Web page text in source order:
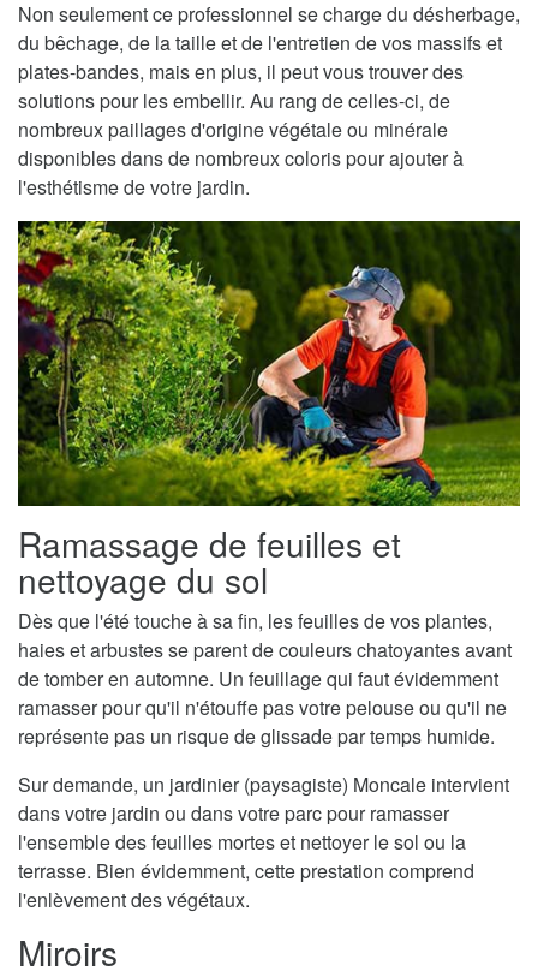
Non seulement ce professionnel se charge du désherbage,
du bêchage, de la taille et de l'entretien de vos massifs et
plates-bandes, mais en plus, il peut vous trouver des
solutions pour les embellir. Au rang de celles-ci, de
nombreux paillages d'origine végétale ou minérale
disponibles dans de nombreux coloris pour ajouter à
l'esthétisme de votre jardin.
Ramassage de feuilles et
nettoyage du sol
Dès que l'été touche à sa fin, les feuilles de vos plantes,
haies et arbustes se parent de couleurs chatoyantes avant
de tomber en automne. Un feuillage qui faut évidemment
ramasser pour qu'il n'étouffe pas votre pelouse ou qu'il ne
représente pas un risque de glissade par temps humide.
Sur demande, un jardinier (paysagiste) Moncale intervient
dans votre jardin ou dans votre parc pour ramasser
l'ensemble des feuilles mortes et nettoyer le sol ou la
terrasse. Bien évidemment, cette prestation comprend
l'enlèvement des végétaux.
Miroirs